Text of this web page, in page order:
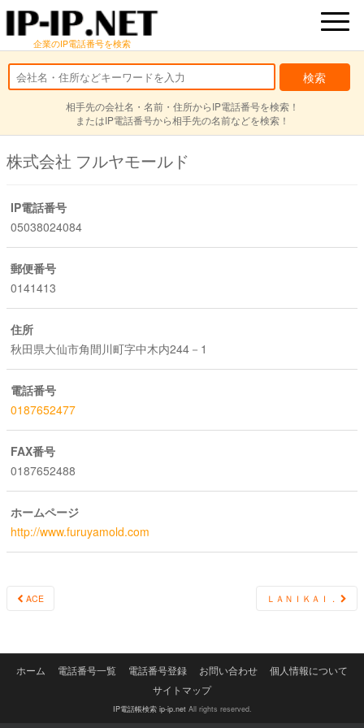
企業のIP電話番号を検索
相手先の会社名・名前・住所からIP電話番号を検索！
またはIP電話番号から相手先の名前などを検索！
株式会社 フルヤモールド
IP電話番号
05038024084
郵便番号
0141413
住所
秋田県大仙市角間川町字中木内244－1
電話番号
0187652477
FAX番号
0187652488
ホームページ
http://www.furuyamold.com
Post
ACE ＬＡＮＩＫＡＩ．
ホーム 電話番号一覧 電話番号登録 お問い合わせ
個人情報について
サイトマップ
IP電話帳検索 ip-ip.netAll rights reserved.